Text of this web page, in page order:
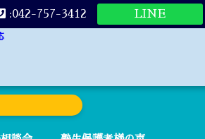
LINE
:042-757-3412